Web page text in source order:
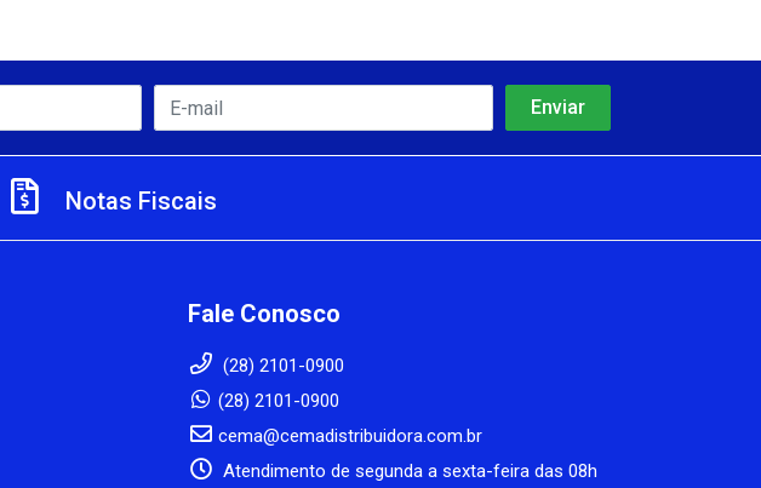
Notas Fiscais
Fale Conosco
(28) 2101-0900
(28) 2101-0900
cema@cemadistribuidora.com.br
Atendimento de segunda a sexta-feira das 08h